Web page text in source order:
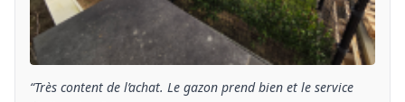
“Très content de l’achat. Le gazon prend bien et le service